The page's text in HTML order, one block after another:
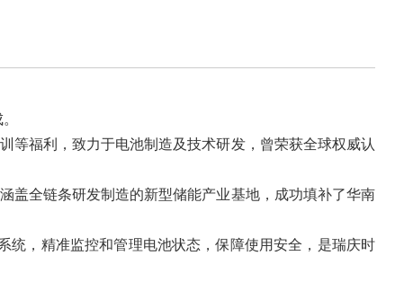
等福利，致力于电池制造及技术研发，曾荣获全球权威认
盖全链条研发制造的新型储能产业基地，成功填补了华南
统，精准监控和管理电池状态，保障使用安全，是瑞庆时